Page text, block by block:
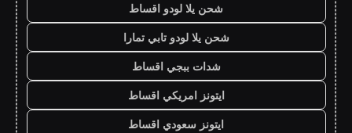
شحن يلا لودو اقساط
شحن يلا لودو تابي تمارا
شدات ببجي اقساط
ايتونز امريكي اقساط
ايتونز سعودي اقساط